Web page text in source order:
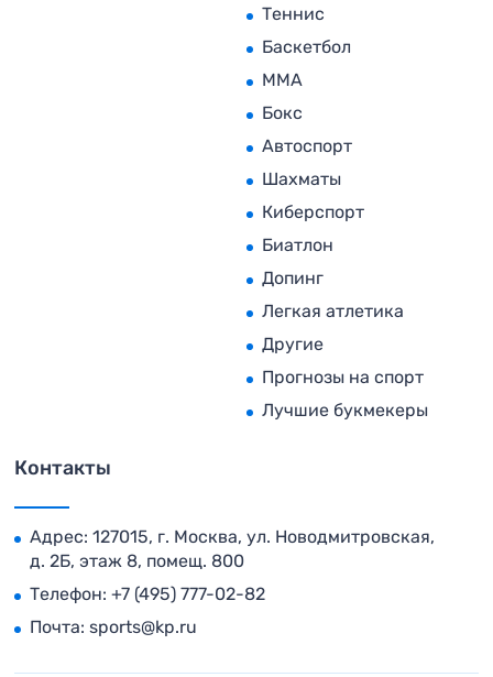
Теннис
Баскетбол
MMA
Бокс
Автоспорт
Шахматы
Киберспорт
Биатлон
Допинг
Легкая атлетика
Другие
Прогнозы на спорт
Лучшие букмекеры
Контакты
Адрес: 127015, г. Москва, ул. Новодмитровская,
д. 2Б, этаж 8, помещ. 800
Телефон: +7 (495) 777-02-82
Почта: sports@kp.ru